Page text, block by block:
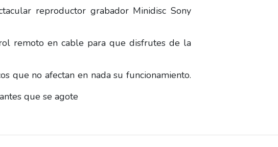
reproductor grabador Minidisc Sony
remoto en cable para que disfrutes de la
que no afectan en nada su funcionamiento.
que se agote